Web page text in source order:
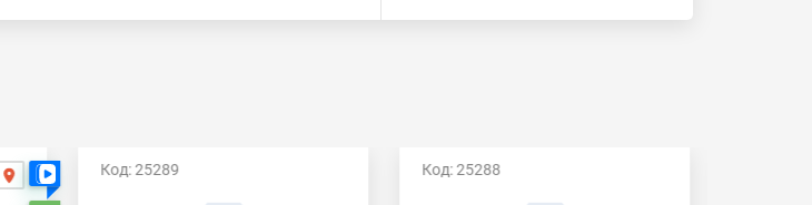
Есть видеоКод: 25289 Код: 25288